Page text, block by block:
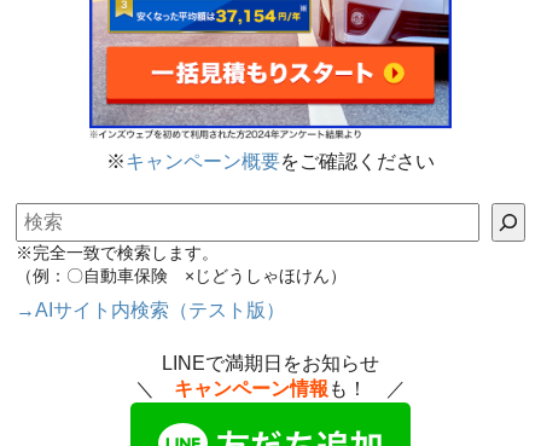
※キャンペーン概要をご確認ください
検索
※完全一致で検索します。
（例：〇自動車保険 ×じどうしゃほけん）
→AIサイト内検索（テスト版）
LINEで満期日をお知らせ
＼ キャンペーン情報 も！ ／